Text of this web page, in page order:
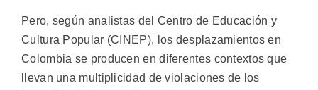
Pero, según analistas del Centro de Educación y
Cultura Popular (CINEP), los desplazamientos en
Colombia se producen en diferentes contextos que
llevan una multiplicidad de violaciones de los